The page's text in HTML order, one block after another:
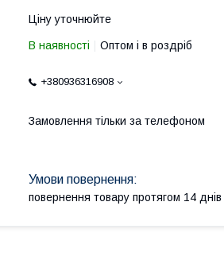
Ціну уточнюйте
В наявності Оптом і в роздріб
+380936316908
Замовлення тільки за телефоном
повернення товару протягом 14 днів